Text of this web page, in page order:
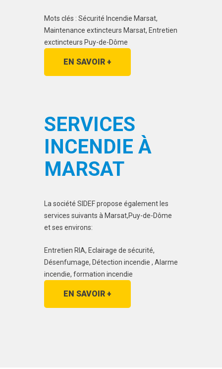
Mots clés : Sécurité Incendie Marsat,
Maintenance extincteurs Marsat, Entretien
exctincteurs Puy-de-Dôme
EN SAVOIR +
SERVICES
INCENDIE À
MARSAT
La société SIDEF propose également les
services suivants à Marsat,Puy-de-Dôme
et ses environs:
Entretien RIA, Eclairage de sécurité,
Désenfumage, Détection incendie , Alarme
incendie, formation incendie
EN SAVOIR +